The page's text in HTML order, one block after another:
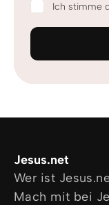
Ich stimme
Jesus.net
Wer ist
Mach mit bei